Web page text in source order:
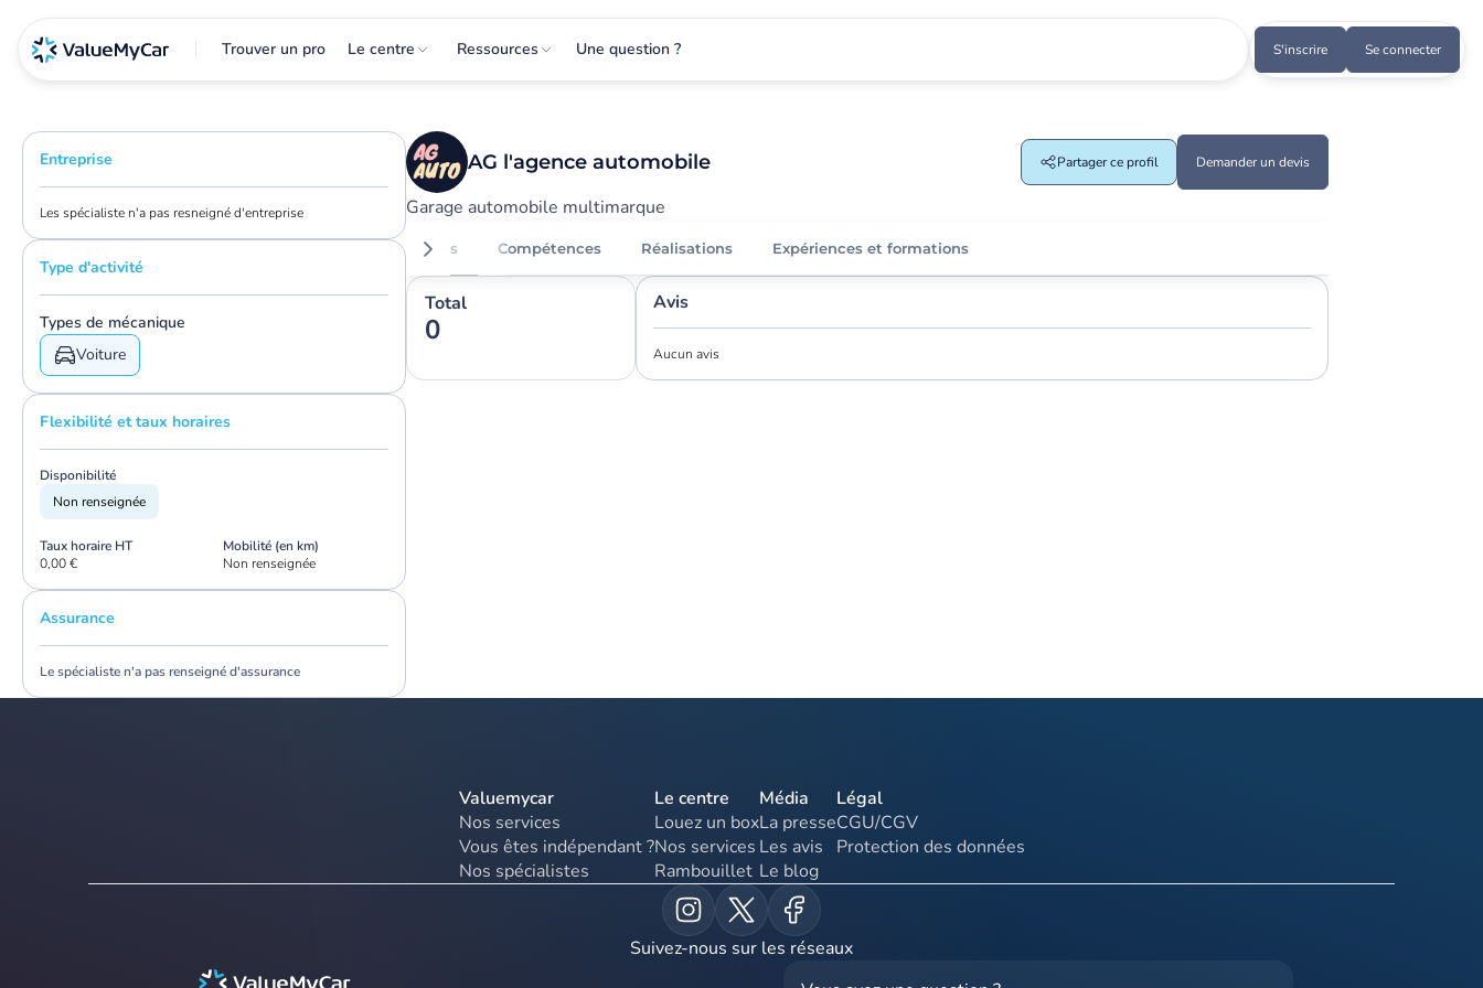
Trouver un pro Le centre Ressources Une question ? S'inscrire Se connecter
Entreprise
Les spécialiste n'a pas resneigné d'entreprise
Type d'activité
Types de mécanique
Voiture
Flexibilité et taux horaires
Disponibilité
Non renseignée
Taux horaire HT
0,00 €
Mobilité (en km)
Non renseignée
Assurance
Le spécialiste n'a pas renseigné d'assurance
AG l'agence automobile Partager ce profil Demander un devis
Garage automobile multimarque
Avis Compétences Réalisations Expériences et formations
Total
0
Avis
Aucun avis
Valuemycar
Nos services
Vous êtes indépendant ?
Nos spécialistes
Le centre
Louez un box
Nos services
Rambouillet
Média
La presse
Les avis
Le blog
Légal
CGU/CGV
Protection des données
Suivez-nous sur les réseaux